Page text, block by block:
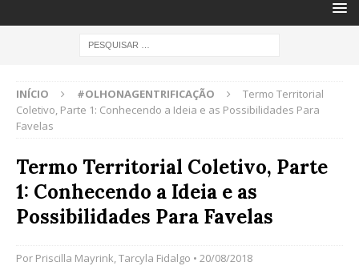
INÍCIO #OLHONAGENTRIFICAÇÃO
Termo Territorial
Coletivo, Parte 1: Conhecendo a Ideia e as Possibilidades Para
Favelas
Termo Territorial Coletivo, Parte
1: Conhecendo a Ideia e as
Possibilidades Para Favelas
Por Priscilla Mayrink,Tarcyla Fidalgo • 20/08/2018